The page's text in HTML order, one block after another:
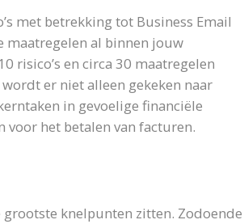
met betrekking tot Business Email
maatregelen al binnen jouw
risico’s en circa 30 maatregelen
er niet alleen gekeken naar
in gevoelige financiële
voor het betalen van facturen.
knelpunten zitten. Zodoende